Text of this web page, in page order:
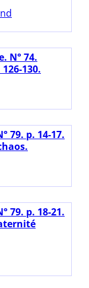
N° 74.
130.
79. p. 14-17.
79. p. 18-21.